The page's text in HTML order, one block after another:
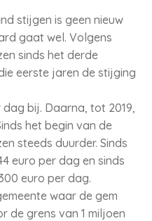
stijgen is geen nieuw
gaat wel. Volgens
sinds het derde
eerste jaren de stijging
dag bij. Daarna, tot 2019,
het begin van de
steeds duurder. Sinds
euro per dag en sinds
euro per dag.
waar de gem
de grens van 1 miljoen